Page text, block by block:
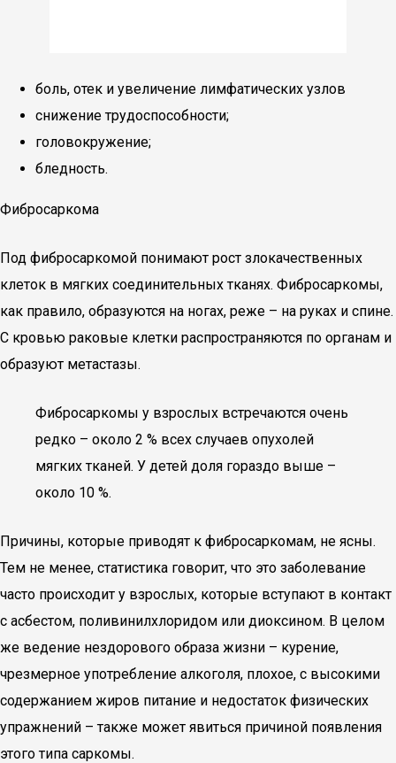
боль, отек и увеличение лимфатических узлов
снижение трудоспособности;
головокружение;
бледность.
Фибросаркома
Под фибросаркомой понимают рост злокачественных
клеток в мягких соединительных тканях. Фибросаркомы,
как правило, образуются на ногах, реже – на руках и спине.
С кровью раковые клетки распространяются по органам и
образуют метастазы.
Фибросаркомы у взрослых встречаются очень
редко – около 2 % всех случаев опухолей
мягких тканей. У детей доля гораздо выше –
около 10 %.
Причины, которые приводят к фибросаркомам, не ясны.
Тем не менее, статистика говорит, что это заболевание
часто происходит у взрослых, которые вступают в контакт
с асбестом, поливинилхлоридом или диоксином. В целом
же ведение нездорового образа жизни – курение,
чрезмерное употребление алкоголя, плохое, с высокими
содержанием жиров питание и недостаток физических
упражнений – также может явиться причиной появления
этого типа саркомы.